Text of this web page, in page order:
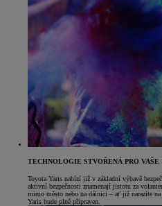
TECHNOLOGIE STVOŘENÁ PRO VAŠE
Toyota Yaris nabízí již v základní výbavě
aktivní bezpečnosti znamenají jistotu za
mimo město nebo na dálnici – ať již narazíte
Yaris bude plně připraven.